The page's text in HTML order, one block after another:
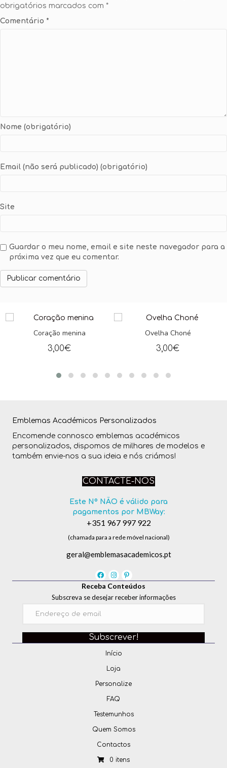
obrigatórios marcados com *
Comentário *
Nome (obrigatório)
Email (não será publicado) (obrigatório)
Site
Guardar o meu nome, email e site neste navegador para a
próxima vez que eu comentar.
Coração menina
3,00€
Ovelha Choné
3,00€
Emblemas Académicos Personalizados
Encomende connosco emblemas académicos
personalizados, dispomos de milhares de modelos e
também envie-nos a sua ideia e nós criámos!
CONTACTE-NOS
Este Nº NÃO é válido para
pagamentos por MBWay:
+351 967 997 922
(chamada para a rede móvel nacional)
geral@emblemasacademicos.pt
Receba Conteúdos
Subscreva se desejar receber informações
Subscrever!
Início
Loja
Personalize
FAQ
Testemunhos
Quem Somos
Contactos
0 itens